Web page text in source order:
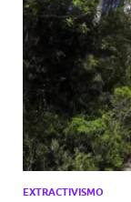
EXTRACTIVISMO